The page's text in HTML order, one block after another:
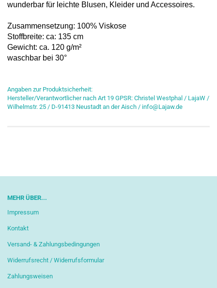
wunderbar für leichte Blusen, Kleider und Accessoires.
Zusammensetzung: 100% Viskose
Stoffbreite: ca: 135 cm
Gewicht: ca. 120 g/m²
waschbar bei 30°
Angaben zur Produktsicherheit:
Hersteller/Verantwortlicher nach Art 19 GPSR: Christel Westphal / LajaW /
Wilhelmstr. 25 / D-91413 Neustadt an der Aisch / info@Lajaw.de
MEHR ÜBER...
Impressum
Kontakt
Versand- & Zahlungsbedingungen
Widerrufsrecht / Widerrufsformular
Zahlungsweisen